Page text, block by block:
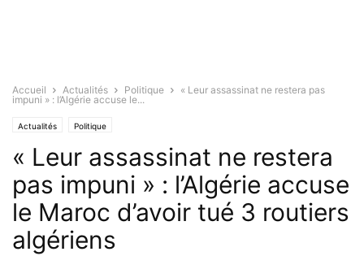
Accueil Actualités Politique
« Leur assassinat ne restera pas
impuni » : l’Algérie accuse le...
Actualités Politique
« Leur assassinat ne restera
pas impuni » : l’Algérie accuse
le Maroc d’avoir tué 3 routiers
algériens